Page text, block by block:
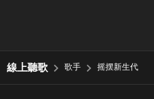
線上聽歌 歌手 摇摆新生代